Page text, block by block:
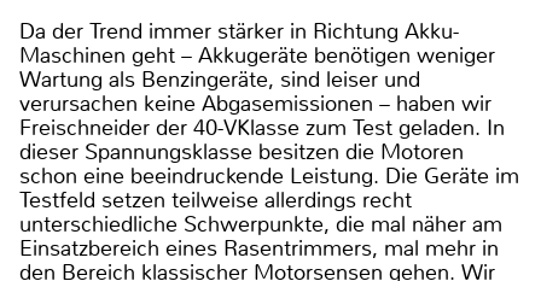
Da der Trend immer stärker in Richtung Akku-
Maschinen geht – Akkugeräte benötigen weniger
Wartung als Benzingeräte, sind leiser und
verursachen keine Abgasemissionen – haben wir
Freischneider der 40-VKlasse zum Test geladen. In
dieser Spannungsklasse besitzen die Motoren
schon eine beeindruckende Leistung. Die Geräte im
Testfeld setzen teilweise allerdings recht
unterschiedliche Schwerpunkte, die mal näher am
Einsatzbereich eines Rasentrimmers, mal mehr in
den Bereich klassischer Motorsensen gehen. Wir